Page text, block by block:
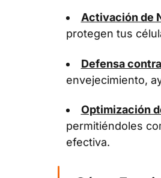
Activación de
protegen tus
Defensa
envejecimiento,
Optimización
permitiéndoles
efectiva.